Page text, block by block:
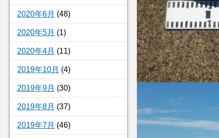
2020年6月 (48)
2020年5月 (1)
2020年4月 (11)
2019年10月 (4)
2019年9月 (30)
2019年8月 (37)
2019年7月 (46)